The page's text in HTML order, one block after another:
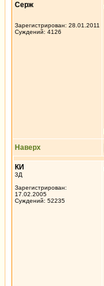
Серж
Зарегистрирован: 28.01.2011
Суждений: 4126
Наверх
КИ
3Д
Зарегистрирован:
17.02.2005
Суждений: 52235